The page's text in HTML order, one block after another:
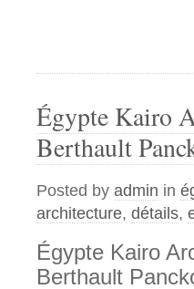
Égypte Kairo
Berthault
Posted by admin in
architecture, détails,
Égypte Kairo
Berthault